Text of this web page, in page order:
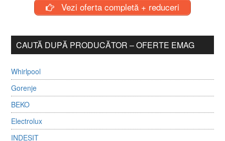
Vezi oferta completă + reduceri
CAUTĂ DUPĂ PRODUCĂTOR – OFERTE EMAG
Whirlpool
Gorenje
BEKO
Electrolux
INDESIT